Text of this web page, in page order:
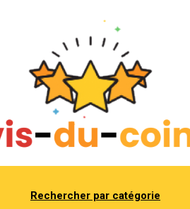
Rechercher par catégorie